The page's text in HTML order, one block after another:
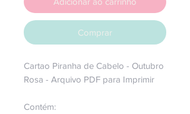
Comprar
Cartao Piranha de Cabelo - Outubro
Rosa - Arquivo PDF para Imprimir
Contém: